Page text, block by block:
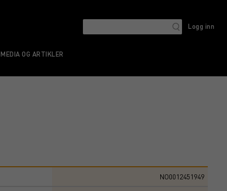
Logg inn
MEDIA OG ARTIKLER
NO0012451949